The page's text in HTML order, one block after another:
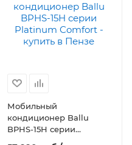
Мобильный
кондиционер Ballu
BPHS-15H серии
Platinum Comfort